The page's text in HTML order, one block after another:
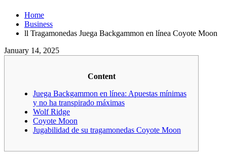
Home
Business
ll Tragamonedas Juega Backgammon en línea Coyote Moon
January 14, 2025
Content
Juega Backgammon en línea: Apuestas mínimas
y no ha transpirado máximas
Wolf Ridge
Coyote Moon
Jugabilidad de su tragamonedas Coyote Moon